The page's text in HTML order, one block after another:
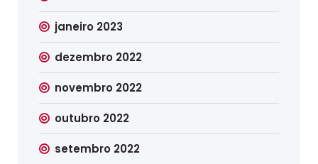
janeiro 2023
dezembro 2022
novembro 2022
outubro 2022
setembro 2022